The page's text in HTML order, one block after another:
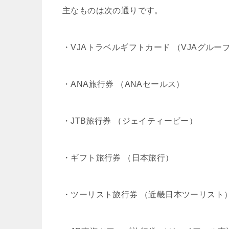
主なものは次の通りです。
・VJAトラベルギフトカード （VJAグルー
・ANA旅行券 （ANAセールス）
・JTB旅行券 （ジェイティービー）
・ギフト旅行券 （日本旅行）
・ツーリスト旅行券 （近畿日本ツーリスト